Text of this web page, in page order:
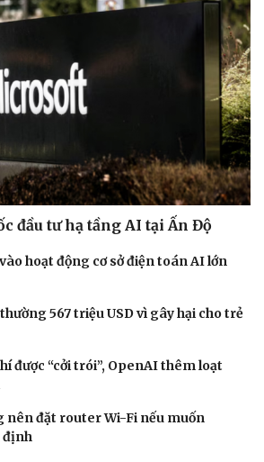
đầu tư hạ tầng AI tại Ấn Độ
hoạt động cơ sở điện toán AI lớn
567 triệu USD vì gây hại cho trẻ
được “cởi trói”, OpenAI thêm loạt
nên đặt router Wi-Fi nếu muốn
định